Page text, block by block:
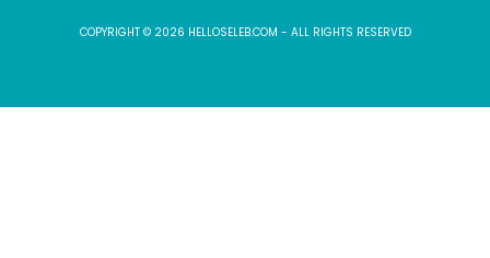
COPYRIGHT © 2026 HELLOSELEB.COM - ALL RIGHTS RESERVED